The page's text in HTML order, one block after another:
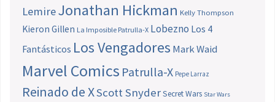
LemireJonathan Hickman Kelly Thompson
Kieron Gillen La Imposible Patrulla-X Lobezno Los 4
Fantásticos Los Vengadores Mark Waid
Marvel Comics Patrulla-X Pepe Larraz
Reinado de XScott SnyderSecret Wars Star Wars